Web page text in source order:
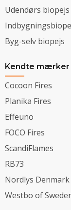
Udendørs biopejs
Byg-selv biopejs
Kendte mærker
Cocoon Fires
Planika Fires
Effeuno
FOCO Fires
ScandiFlames
RB73
Nordlys Denmark
Westbo of